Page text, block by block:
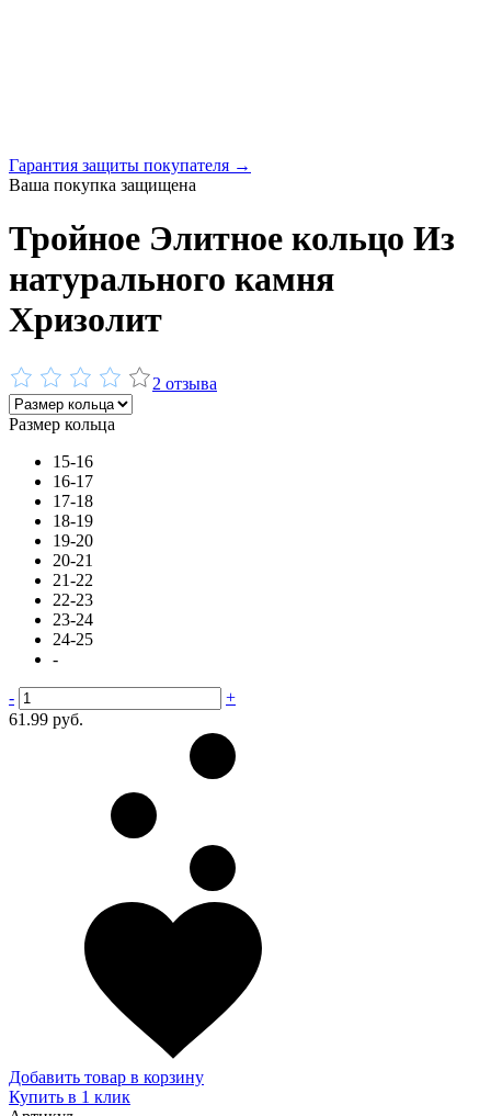
Гарантия защиты покупателя →
Ваша покупка защищена
Тройное Элитное кольцо Из
натурального камня
Хризолит
2 отзыва
Размер кольца
15-16
16-17
17-18
18-19
19-20
20-21
21-22
22-23
23-24
24-25
-
-
+
61.99 руб.
Добавить товар в корзину
Купить в 1 клик